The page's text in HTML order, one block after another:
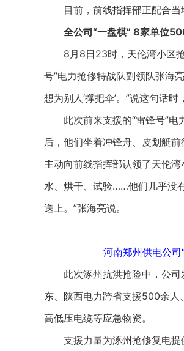
目前，前线指挥部正配合当
全公司“一盘棋” 8家单位
8月8日23时，天伦湾小区抢
号”电力抢修特战队副领队张海
想为别人‘撑把伞’。”说这句话时
此次前来支援的“雷锋号”电
后，他们坐着冲锋舟、皮划艇
主动向前线指挥部认领了天伦
水、烘干、试验……他们几乎没
送上。”张海亮说。
河南郑州供电公
此次涿州抗洪抢险中，公司
东、陕西电力跨省支援500余
高低压电缆等应急物资。
支援力量为涿州抢修复电提